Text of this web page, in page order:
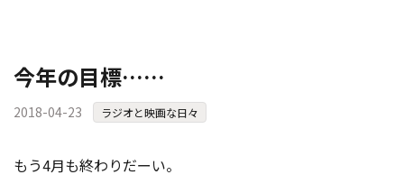
コンテストを主催される方へ
公募運営SaaS 「Kouboプランナー」
今年の目標……
2018-04-23 ラジオと映画な日々
もう4月も終わりだーい。